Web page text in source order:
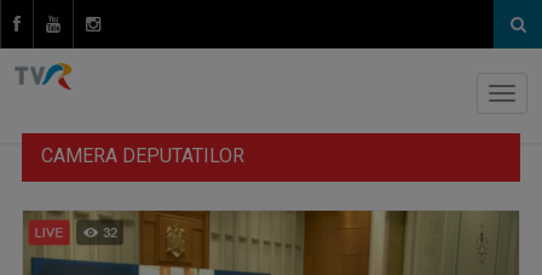
CAMERA DEPUTATILOR